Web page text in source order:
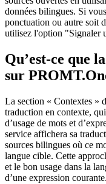
données bilingues. Si
ponctuation ou autre soit
utilisez l'option "Signaler
Qu’est-ce que
sur
La section « Contextes »
traduction en contexte,
d’usage de mots et
service affichera sa
sources bilingues où ce
langue cible. Cette
et le bon usage dans la
d’une expression courante.